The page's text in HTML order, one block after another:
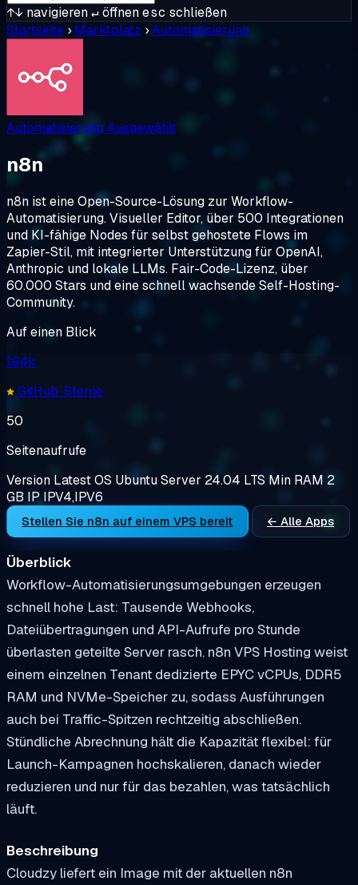
↑↓ navigieren↵öffnenesc schließen
Startseite › Marktplatz ›Automatisierung
Automatisierung Ausgewählt
n8n
n8n ist eine Open-Source-Lösung zur Workflow-
Automatisierung. Visueller Editor, über 500 Integrationen
und KI-fähige Nodes für selbst gehostete Flows im
Zapier-Stil, mit integrierter Unterstützung für OpenAI,
Anthropic und lokale LLMs. Fair-Code-Lizenz, über
60.000 Stars und eine schnell wachsende Self-Hosting-
Community.
Auf einen Blick
194k
GitHub-Sterne
50
Seitenaufrufe
Version LatestOS Ubuntu Server 24.04 LTS Min RAM 2
GB IPIPV4,IPV6
Stellen Sie n8n auf einem VPS bereit ← Alle Apps
Überblick
Workflow-Automatisierungsumgebungen erzeugen
schnell hohe Last: Tausende Webhooks,
Dateiübertragungen und API-Aufrufe pro Stunde
überlasten geteilte Server rasch. n8n VPS Hosting weist
einem einzelnen Tenant dedizierte EPYC vCPUs, DDR5
RAM und NVMe-Speicher zu, sodass Ausführungen
auch bei Traffic-Spitzen rechtzeitig abschließen.
Stündliche Abrechnung hält die Kapazität flexibel: für
Launch-Kampagnen hochskalieren, danach wieder
reduzieren und nur für das bezahlen, was tatsächlich
läuft.
Beschreibung
Cloudzy liefert ein Image mit der aktuellen n8n